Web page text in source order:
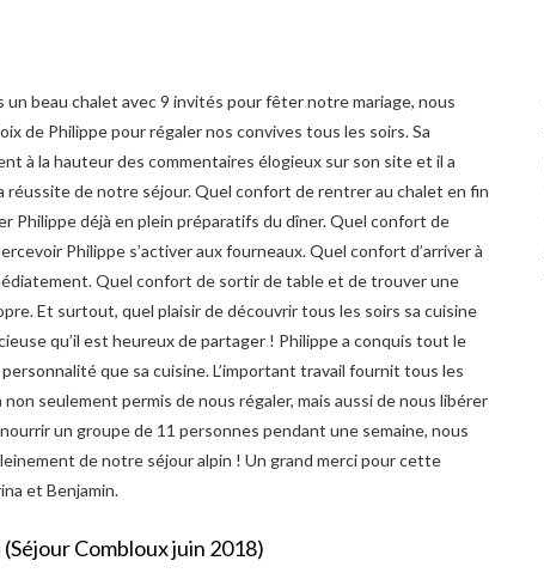
un beau chalet avec 9 invités pour fêter notre mariage, nous
de Philippe pour régaler nos convives tous les soirs. Sa
à la hauteur des commentaires élogieux sur son site et il a
réussite de notre séjour. Quel confort de rentrer au chalet en fin
Philippe déjà en plein préparatifs du dîner. Quel confort de
Philippe s’activer aux fourneaux. Quel confort d’arriver à
Quel confort de sortir de table et de trouver une
Et surtout, quel plaisir de découvrir tous les soirs sa cuisine
qu’il est heureux de partager ! Philippe a conquis tout le
que sa cuisine. L’important travail fournit tous les
seulement permis de nous régaler, mais aussi de nous libérer
un groupe de 11 personnes pendant une semaine, nous
de notre séjour alpin ! Un grand merci pour cette
et Benjamin.
Combloux juin 2018)